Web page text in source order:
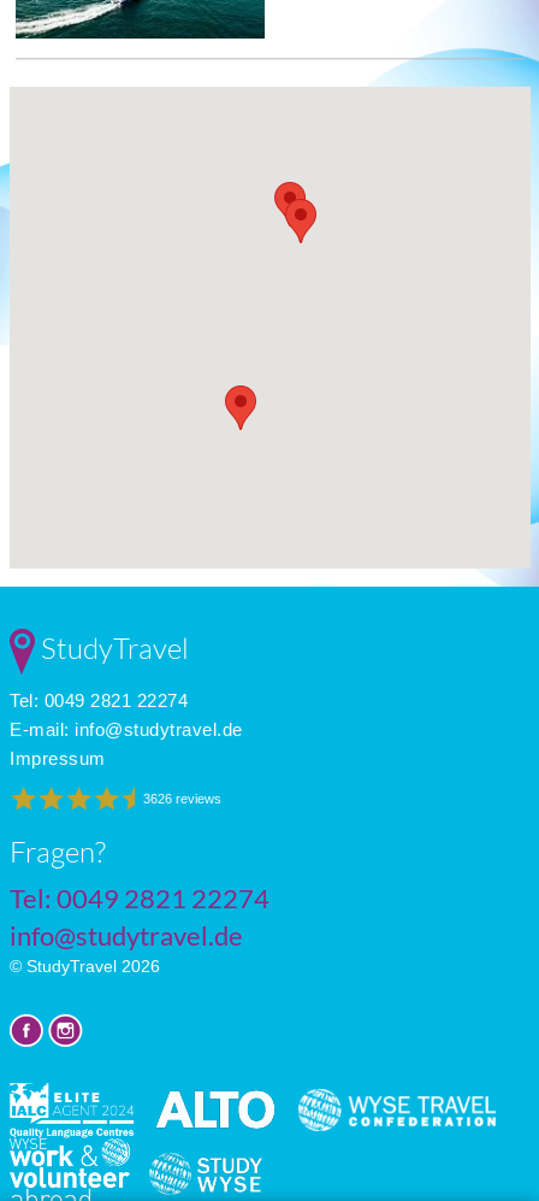
StudyTravel
Tel: 0049 2821 22274
E-mail: info@studytravel.de
Impressum
3626 reviews
Fragen?
Tel: 0049 2821 22274
info@studytravel.de
© StudyTravel 2026